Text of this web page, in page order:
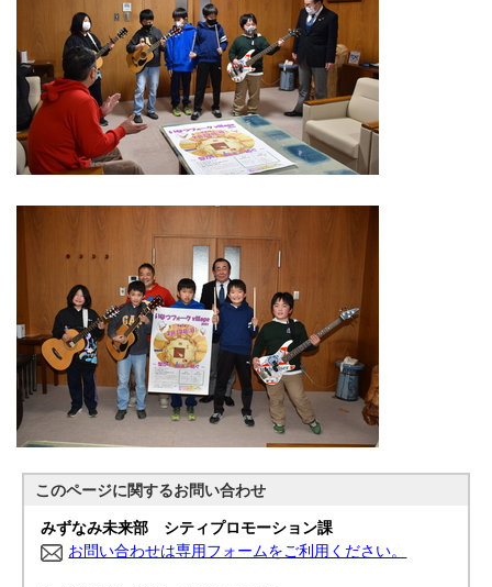
このページに関するお問い合わせ
みずなみ未来部 シティプロモーション課
お問い合わせは専用フォームをご利用ください。